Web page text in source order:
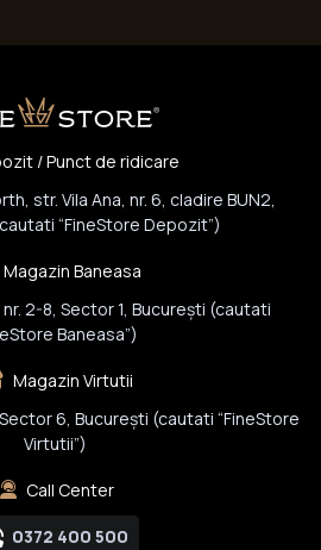
/ Punct de ridicare
str. Vila Ana, nr. 6, cladire BUN2,
“FineStore Depozit”)
Magazin Baneasa
2-8, Sector 1, Bucureşti (cautati
Baneasa”)
Magazin Virtutii
6, București (cautati “FineStore
Virtutii”)
Call Center
0372 400 500